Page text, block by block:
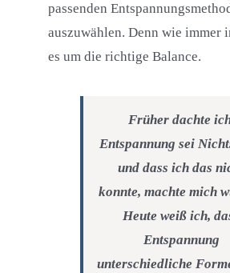
passenden
auszuwählen. Denn wie immer
es um die richtige Balance.
Früher dachte
Entspannung sei
und dass ich das
konnte, machte mich
Heute weiß ich,
Entspannung
unterschiedliche